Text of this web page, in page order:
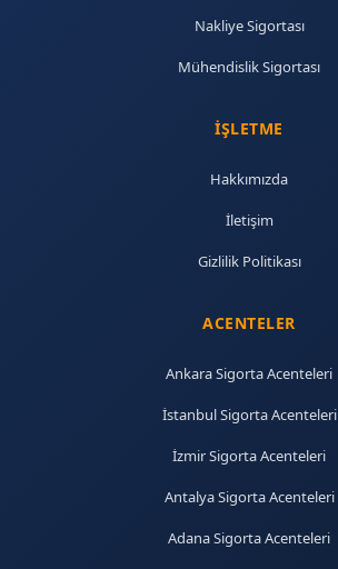
Nakliye Sigortası
Mühendislik Sigortası
İŞLETME
Hakkımızda
İletişim
Gizlilik Politikası
ACENTELER
Ankara Sigorta Acenteleri
İstanbul Sigorta Acenteleri
İzmir Sigorta Acenteleri
Antalya Sigorta Acenteleri
Adana Sigorta Acenteleri